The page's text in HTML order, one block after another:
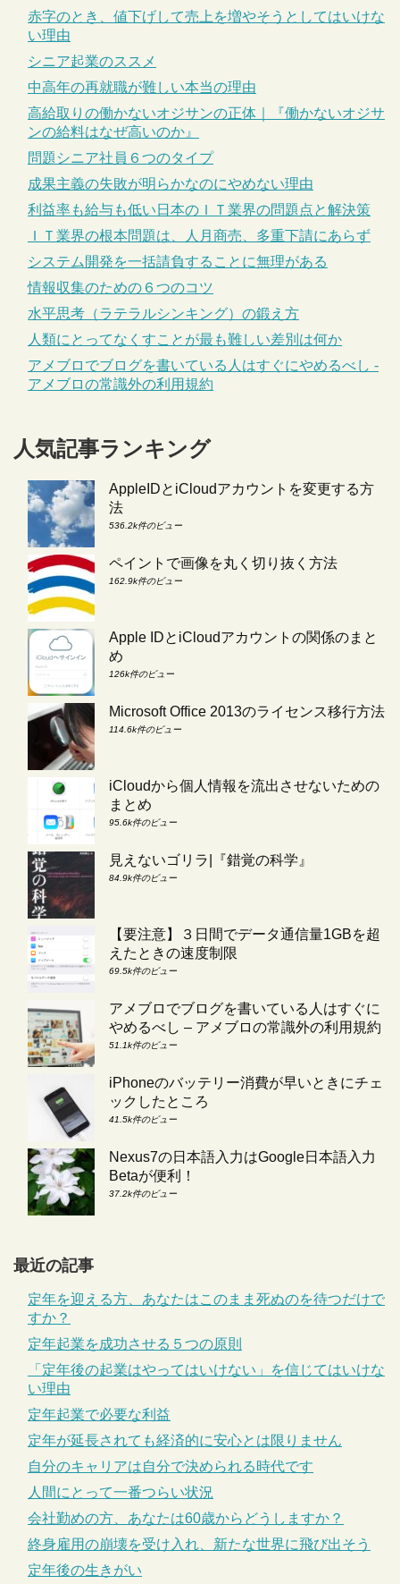
赤字のとき、値下げして売上を増やそうとしてはいけな
い理由
シニア起業のススメ
中高年の再就職が難しい本当の理由
高給取りの働かないオジサンの正体｜『働かないオジサ
ンの給料はなぜ高いのか』
問題シニア社員６つのタイプ
成果主義の失敗が明らかなのにやめない理由
利益率も給与も低い日本のＩＴ業界の問題点と解決策
ＩＴ業界の根本問題は、人月商売、多重下請にあらず
システム開発を一括請負することに無理がある
情報収集のための６つのコツ
水平思考（ラテラルシンキング）の鍛え方
人類にとってなくすことが最も難しい差別は何か
アメブロでブログを書いている人はすぐにやめるべし -
アメブロの常識外の利用規約
人気記事ランキング
AppleIDとiCloudアカウントを変更する方
法
536.2k件のビュー
ペイントで画像を丸く切り抜く方法
162.9k件のビュー
Apple IDとiCloudアカウントの関係のまと
め
126k件のビュー
Microsoft Office 2013のライセンス移行方法
114.6k件のビュー
iCloudから個人情報を流出させないための
まとめ
95.6k件のビュー
見えないゴリラ|『錯覚の科学』
84.9k件のビュー
【要注意】３日間でデータ通信量1GBを超
えたときの速度制限
69.5k件のビュー
アメブロでブログを書いている人はすぐに
やめるべし – アメブロの常識外の利用規約
51.1k件のビュー
iPhoneのバッテリー消費が早いときにチェ
ックしたところ
41.5k件のビュー
Nexus7の日本語入力はGoogle日本語入力
Betaが便利！
37.2k件のビュー
最近の記事
定年を迎える方、あなたはこのまま死ぬのを待つだけで
すか？
定年起業を成功させる５つの原則
「定年後の起業はやってはいけない」を信じてはいけな
い理由
定年起業で必要な利益
定年が延長されても経済的に安心とは限りません
自分のキャリアは自分で決められる時代です
人間にとって一番つらい状況
会社勤めの方、あなたは60歳からどうしますか？
終身雇用の崩壊を受け入れ、新たな世界に飛び出そう
定年後の生きがい